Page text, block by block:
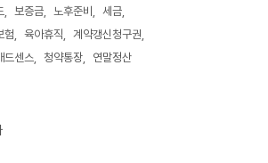
보증금 노후준비
세금
험 육아휴직
계약갱신청구권
드센스 청약통장 연말정산